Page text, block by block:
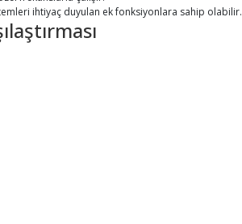
ihtiyaç duyulan ek fonksiyonlara sahip olabilir.